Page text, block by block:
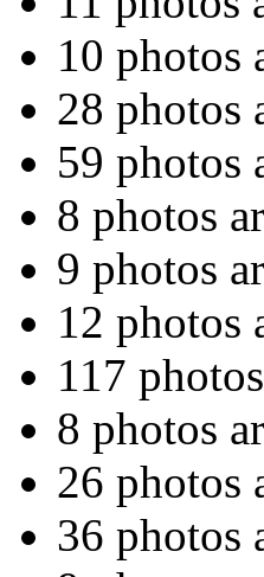
10 photos
28 photos
59 photos
8 photos
9 photos
12 photos
117
8 photos
26 photos
36 photos